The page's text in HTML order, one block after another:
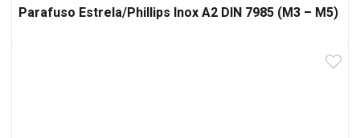
Parafuso Estrela/Phillips Inox A2 DIN 7985 (M3 – M5)